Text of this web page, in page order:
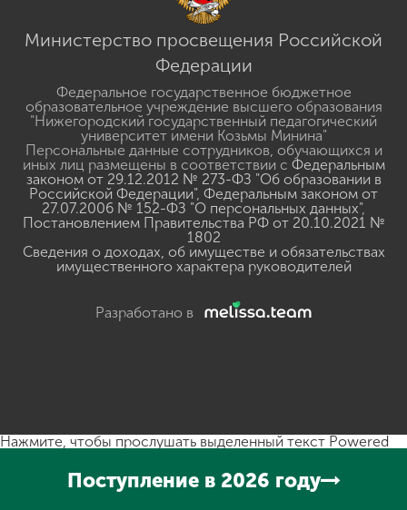
Министерство просвещения Российской
Федерации
Федеральное государственное бюджетное
образовательное учреждение высшего образования
"Нижегородский государственный педагогический
университет имени Козьмы Минина"
Персональные данные сотрудников, обучающихся и
иных лиц размещены в соответствии с Федеральным
законом от 29.12.2012 № 273-ФЗ "Об образовании в
Российской Федерации", Федеральным законом от
27.07.2006 № 152-ФЗ "О персональных данных",
Постановлением Правительства РФ от 20.10.2021 №
1802
Сведения о доходах, об имуществе и обязательствах
имущественного характера руководителей
Разработано в
Поступление в 2026 году
Нажмите, чтобы прослушать выделенный текст Powered